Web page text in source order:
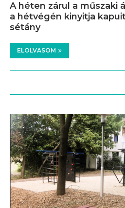
A héten zárul a műszaki
a hétvégén kinyitja
sétány
ELOLVASOM